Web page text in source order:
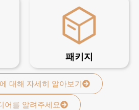
패키지
대해 자세히 알아보기
어를 알려주세요